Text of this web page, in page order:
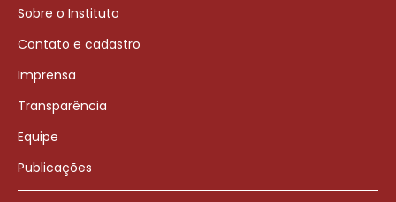
Sobre o Instituto
Contato e cadastro
Imprensa
Transparência
Equipe
Publicações